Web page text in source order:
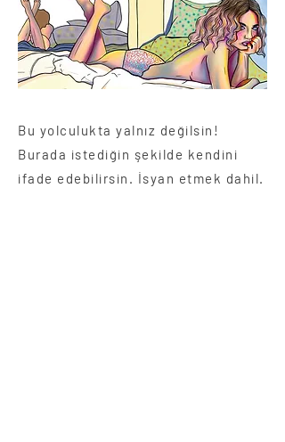
Bu yolculukta yalnız değilsin!
Burada istediğin şekilde kendini
ifade edebilirsin. İsyan etmek dahil.